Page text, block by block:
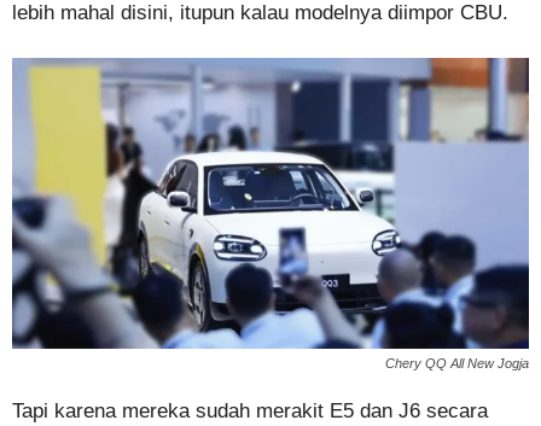
lebih mahal disini, itupun kalau modelnya diimpor CBU.
Chery QQ All New Jogja
Tapi karena mereka sudah merakit E5 dan J6 secara